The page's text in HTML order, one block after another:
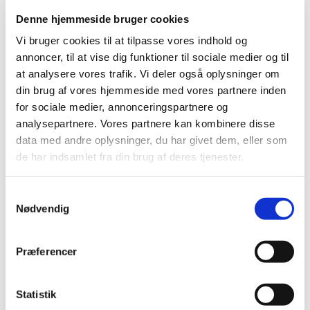
Denne hjemmeside bruger cookies
Vi bruger cookies til at tilpasse vores indhold og
annoncer, til at vise dig funktioner til sociale medier og til
at analysere vores trafik. Vi deler også oplysninger om
din brug af vores hjemmeside med vores partnere inden
for sociale medier, annonceringspartnere og
analysepartnere. Vores partnere kan kombinere disse
data med andre oplysninger, du har givet dem, eller som
de har indsamlet fra din brug af deres tjenester.
Nødvendig
Præferencer
Statistik
sparring
| 5. december 2022
I slutningen af november evaluerede
Lægemiddelstyrelsens Borgerråd sit foreløbige arbejde…
Husk at fristen i 2022 for
lægemiddelansøgninger og ansøgninger om
kliniske lægemiddelforsøg er den 20.
december 2022
med den 1. januar 2023. Ansøgninger om
hverdagene omkring jul og nytår
Lægemiddelstyrelsen holder lukket mellem jul og nytår,